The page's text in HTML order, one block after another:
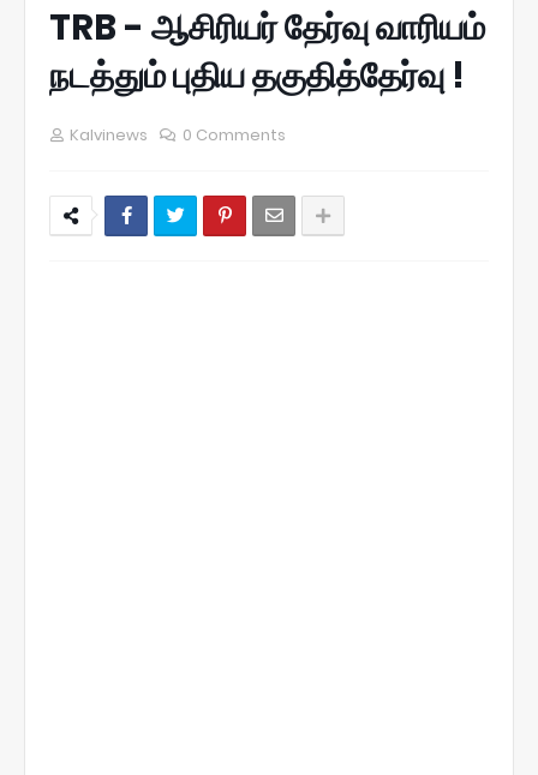
TRB - ஆசிரியர் தேர்வு வாரியம்
நடத்தும் புதிய தகுதித்தேர்வு !
Kalvinews 0 Comments